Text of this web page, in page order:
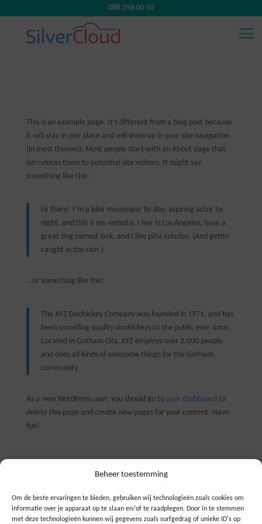
Beheer toestemming
Om de beste ervaringen te bieden, gebruiken wij technologieën zoals cookies om
informatie over je apparaat op te slaan en/of te raadplegen. Door in te stemmen
met deze technologieën kunnen wij gegevens zoals surfgedrag of unieke ID's op
088 256 00 50
This is an example page. It’s different from a blog post because
it will stay in one place and will show up in your site navigation
(in most themes). Most people start with an About page that
introduces them to potential site visitors. It might say
something like this:
Hi there! I’m a bike messenger by day, aspiring actor by
night, and this is my website. I live in Los Angeles, have a
great dog named Jack, and I like piña coladas. (And gettin’
caught in the rain.)
…or something like this:
The XYZ Doohickey Company was founded in 1971, and has
been providing quality doohickeys to the public ever since.
Located in Gotham City, XYZ employs over 2,000 people
and does all kinds of awesome things for the Gotham
community.
As a new WordPress user, you should go to your dashboardto
delete this page and create new pages for your content. Have
fun!
SilverCloud
Wij zijn SilverCloud, gevestigd in Nijkerk. Wij geloven dat slimme inzet van